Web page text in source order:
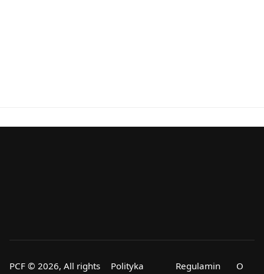
PCF © 2026, All rights
Polityka
Regulamin
O